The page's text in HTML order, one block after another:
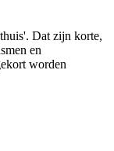
Dat zijn korte,
en
worden